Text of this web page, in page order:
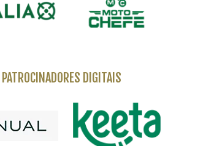
PATROCINADORES DIGITAIS